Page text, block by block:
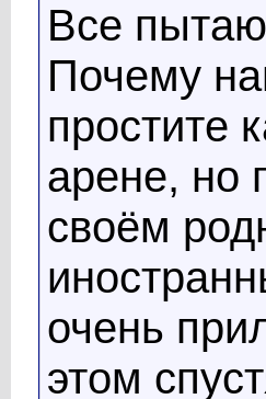
Все
Почему
простите
арене, но
своём
очень
этом